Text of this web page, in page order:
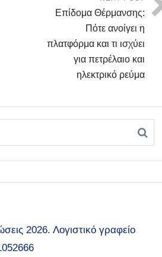
Επίδομα Θέρμανσης:
Πότε ανοίγει η
πλατφόρμα και τι ισχύει
για πετρέλαιο και
ηλεκτρικό ρεύμα
2026. Λογιστικό γραφείο